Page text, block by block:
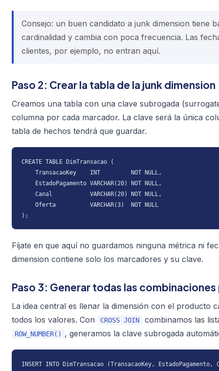
Consejo: un buen candidato a junk dimension tiene
cardinalidad y cambia con poca frecuencia. Las
clientes, por ejemplo, no entran aquí.
Paso 2: Crear la tabla de la junk dimension
Creamos una tabla con una clave subrogada
columna por cada marcador. La clave será la única
tabla de hechos tendrá que guardar.
CREATE TABLE DimTransacao (
    TransacaoKey    INT         NOT NULL,
    EstadoPagamento VARCHAR(20) NOT NULL,
    Canal           VARCHAR(20) NOT NULL,
    Oferta          VARCHAR(3)  NOT NULL
);
Fíjate en que aquí no guardamos ninguna métrica ni
dimension contiene solo los marcadores y su clave.
Paso 3: Generar todas las
La idea central es llenar la dimensión con el producto
todos los valores. Con
CROSS JOIN combinamos las
ROW_NUMBER() , generamos la clave subrogada
INSERT INTO DimTransacao (TransacaoKey,